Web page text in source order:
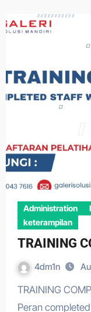
Administration
keterampilan
TRAINING
4dm1n
TRAINING COMPLETED STAFF WORK Deskripsi
Peran